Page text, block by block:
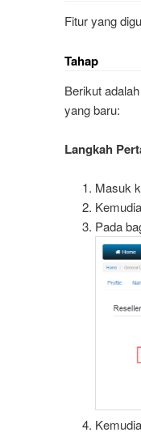
Fitur yang
Tahap
Berikut
yang baru:
Langkah
Masuk
Pada